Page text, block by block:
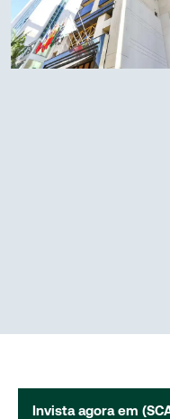
Invista agora em (